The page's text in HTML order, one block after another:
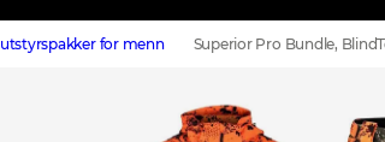
for menn Superior Pro Bundle,